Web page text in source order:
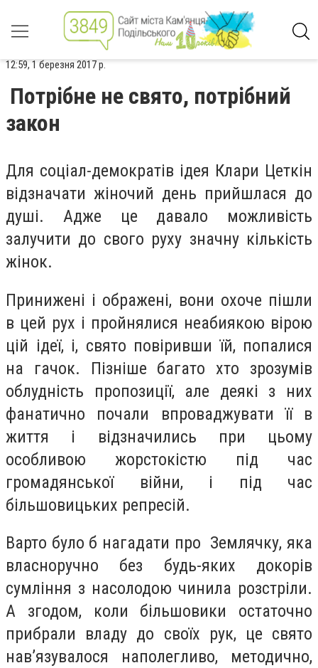
12:59, 1 березня 2017 р.
Потрібне не свято, потрібний
закон
Для соціал-демократів ідея Клари Цеткін
відзначати жіночий день прийшлася до
душі. Адже це давало можливість
залучити до свого руху значну кількість
жінок.
Принижені і ображені, вони охоче пішли
в цей рух і пройнялися неабиякою вірою
цій ідеї, і, свято повіривши їй, попалися
на гачок. Пізніше багато хто зрозумів
облудність пропозиції, але деякі з них
фанатично почали впроваджувати її в
життя і відзначились при цьому
особливою жорстокістю під час
громадянської війни, і під час
більшовицьких репресій.
Варто було б нагадати про Землячку, яка
власноручно без будь-яких докорів
сумління з насолодою чинила розстріли.
А згодом, коли більшовики остаточно
прибрали владу до своїх рук, це свято
нав’язувалося наполегливо, методично,